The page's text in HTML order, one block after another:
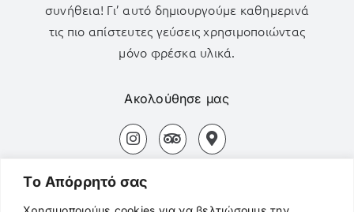
Tο Aπόρρητό σας
συνήθεια! Γι’ αυτό δημιουργούμε καθημερινά
τις πιο απίστευτες γεύσεις χρησιμοποιώντας
μόνο φρέσκα υλικά.
Ακολούθησε μας
Αδάμας Μήλος Τ.Κ. 84800